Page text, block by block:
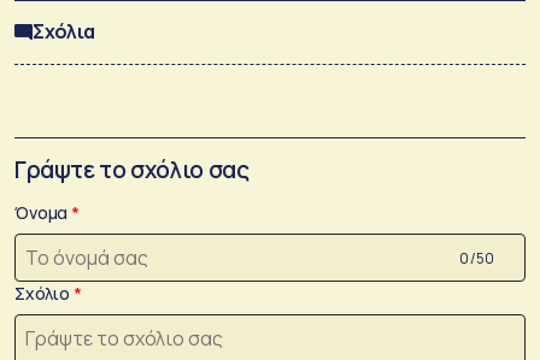
Σχόλια
Γράψτε το σχόλιο σας
Όνομα
0 /50
Σχόλιο